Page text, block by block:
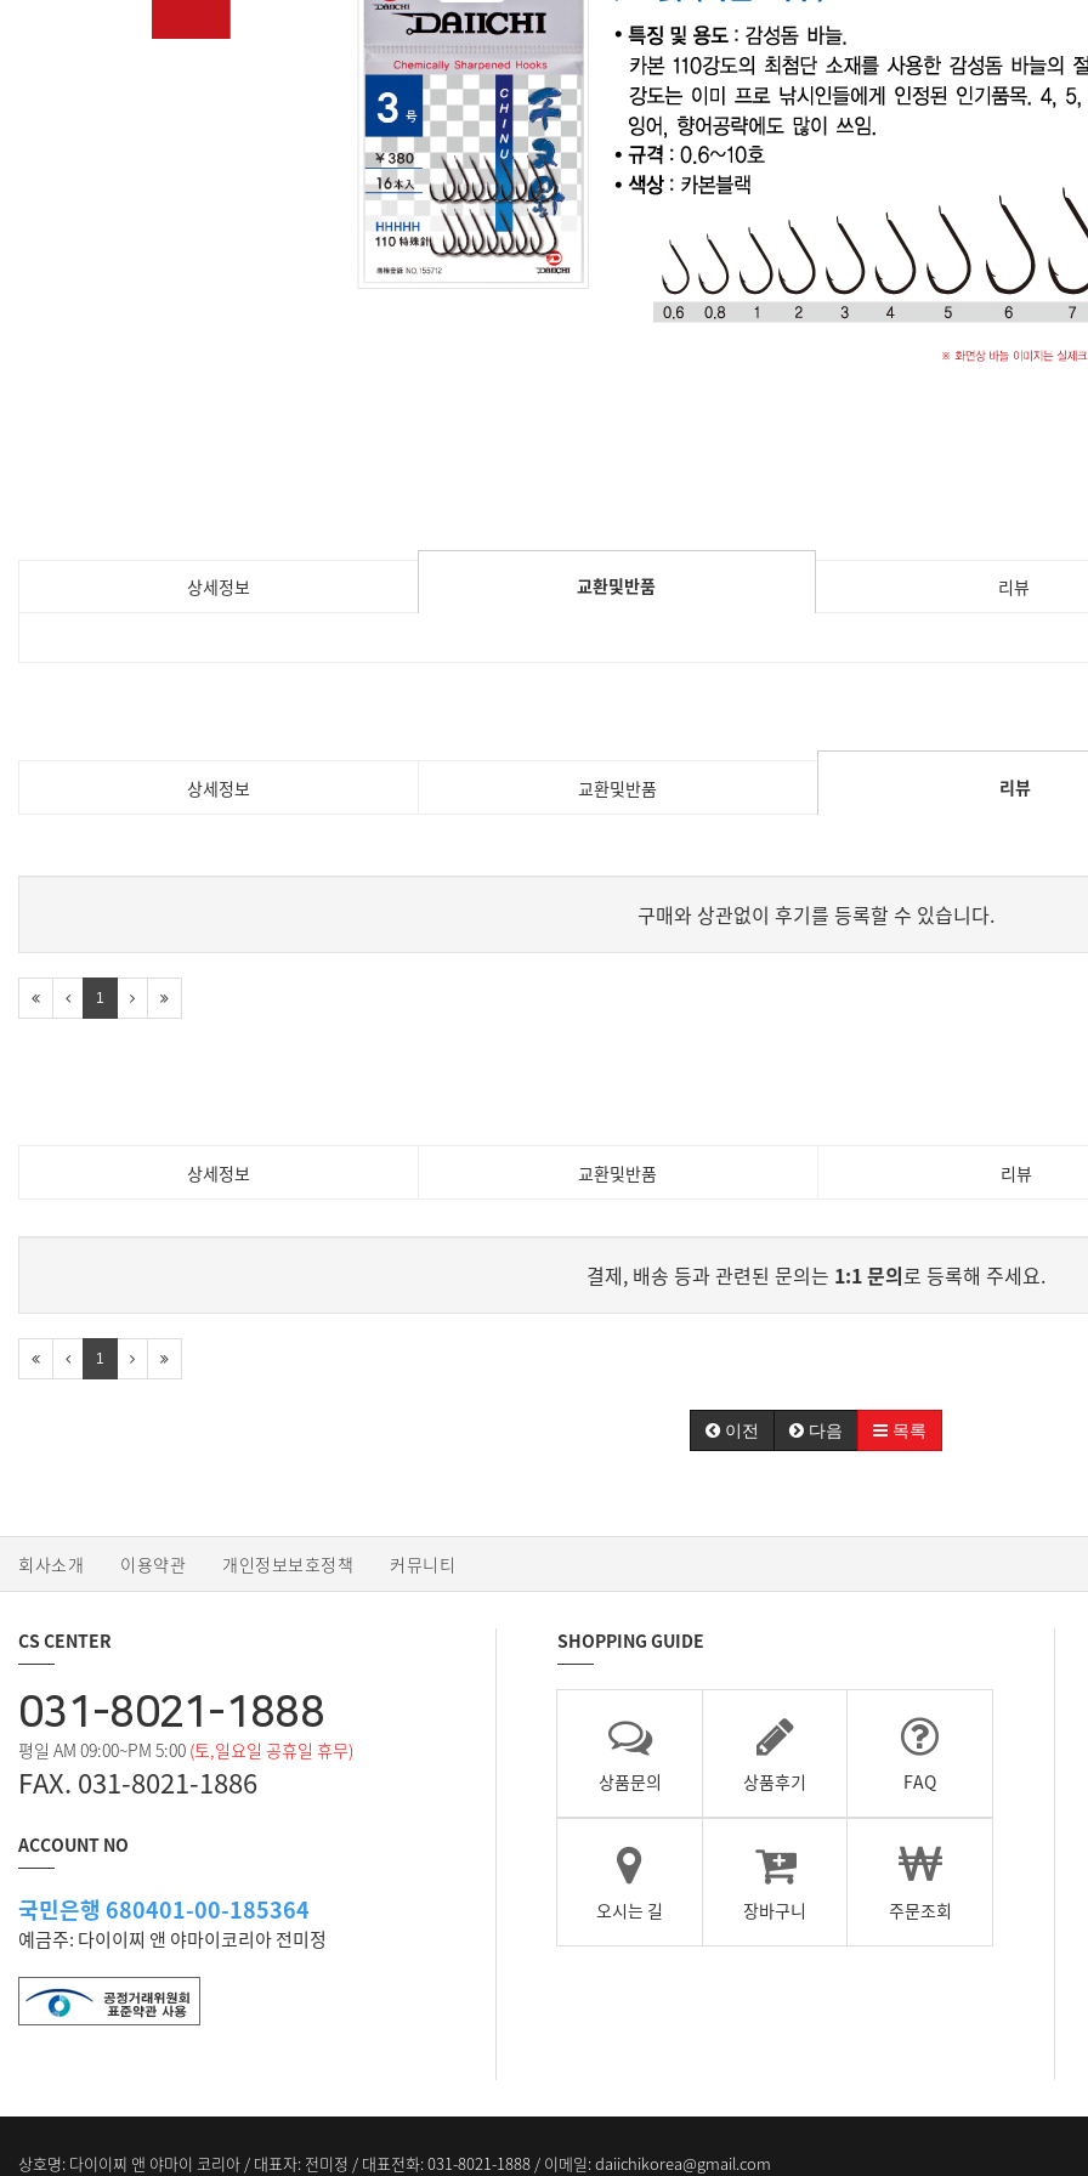
상세정보 교환및반품 리뷰
상세정보 교환및반품 리뷰
구매와 상관없이 후기를 등록할 수 있습니다.
1
상세정보 교환및반품 리뷰
결제, 배송 등과 관련된 문의는 1:1 문의로 등록해 주세요.
1
이전 다음 목록
회사소개 이용약관 개인정보보호정책 커뮤니티
CS CENTER
031-8021-1888
평일 AM 09:00~PM 5:00 (토,일요일 공휴일 휴무)
FAX. 031-8021-1886
ACCOUNT NO
국민은행 680401-00-185364
예금주: 다이이찌 앤 야마이코리아 전미정
SHOPPING GUIDE
상품문의 상품후기 FAQ
오시는 길 장바구니 주문조회
상호명: 다이이찌 앤 야마이 코리아 / 대표자: 전미정 / 대표전화: 031-8021-1888 / 이메일: daiichikorea@gmail.com